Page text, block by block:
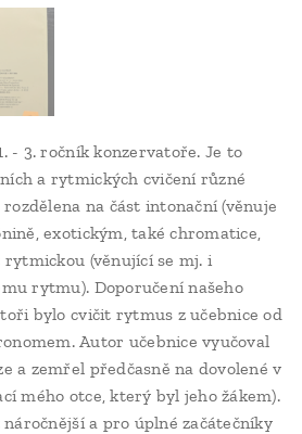
- 3. ročník konzervatoře. Je to
a rytmických cvičení různé
na část intonační (věnuje
exotickým, také chromatice,
(věnující se mj. i
rytmu). Doporučení našeho
bylo cvičit rytmus z učebnice od
Autor učebnice vyučoval
a zemřel předčasně na dovolené v
mého otce, který byl jeho žákem).
a pro úplné začátečníky